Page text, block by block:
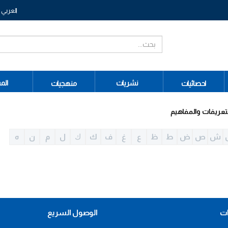
العربي
احصائيات نشريات منهجيات
والمفاهيم
ش ص ض ط ظ ع غ ف ك ﻙ ل م ن ه
الوصول السريع